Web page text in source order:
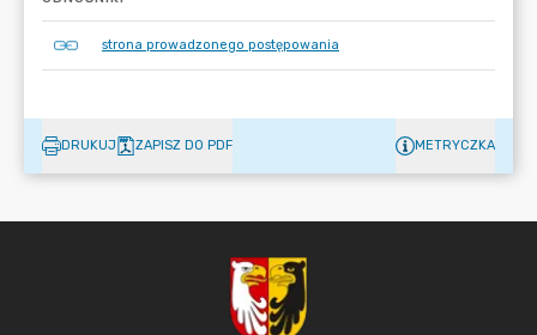
strona prowadzonego postępowania
DRUKUJ ZAPISZ DO PDF METRYCZKA